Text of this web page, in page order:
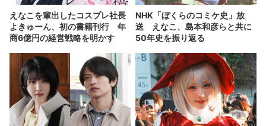
えなこを輩出したコスプレ社長
よきゅーん、初の書籍刊行 年
商6億円の経営戦略を明かす
NHK「ぼくらのコミケ史」放
送 えなこ、島本和彦らと共に
50年史を振り返る